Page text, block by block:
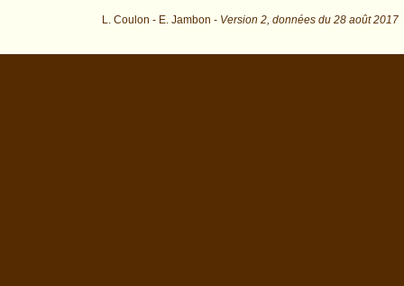
L. Coulon - E. Jambon - Version 2, données du 28 août 2017